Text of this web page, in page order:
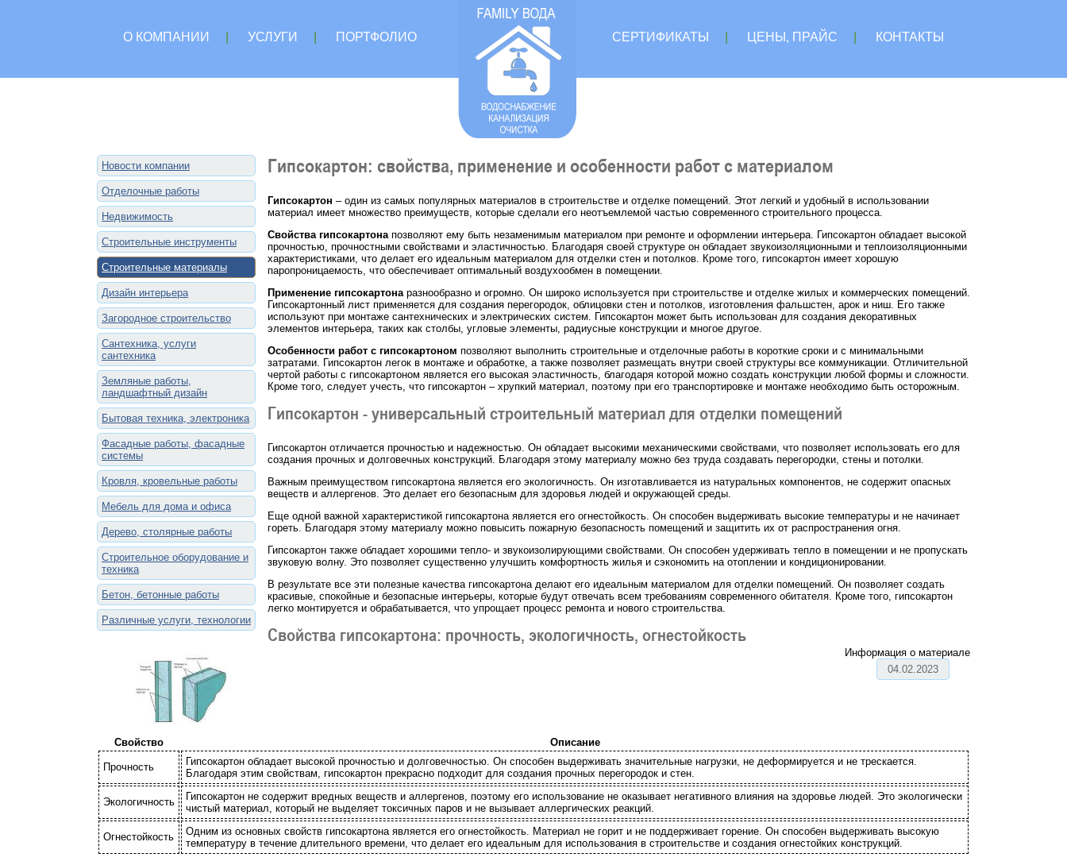
О КОМПАНИИ УСЛУГИ ПОРТФОЛИО СЕРТИФИКАТЫ ЦЕНЫ, ПРАЙС КОНТАКТЫ
Новости компании
Отделочные работы
Недвижимость
Строительные инструменты
Строительные материалы
Дизайн интерьера
Загородное строительство
Сантехника, услуги
сантехника
Земляные работы,
ландшафтный дизайн
Бытовая техника, электроника
Фасадные работы, фасадные
системы
Кровля, кровельные работы
Мебель для дома и офиса
Дерево, столярные работы
Строительное оборудование и
техника
Бетон, бетонные работы
Различные услуги, технологии
Гипсокартон: свойства, применение и особенности работ с материалом
Информация о материале
04.02.2023
Гипсокартон – один из самых популярных материалов в строительстве и отделке помещений. Этот легкий и удобный в использовании
материал имеет множество преимуществ, которые сделали его неотъемлемой частью современного строительного процесса.
Свойства гипсокартонапозволяют ему быть незаменимым материалом при ремонте и оформлении интерьера. Гипсокартон обладает высокой
прочностью, прочностными свойствами и эластичностью. Благодаря своей структуре он обладает звукоизоляционными и теплоизоляционными
характеристиками, что делает его идеальным материалом для отделки стен и потолков. Кроме того, гипсокартон имеет хорошую
паропроницаемость, что обеспечивает оптимальный воздухообмен в помещении.
Применение гипсокартонаразнообразно и огромно. Он широко используется при строительстве и отделке жилых и коммерческих помещений.
Гипсокартонный лист применяется для создания перегородок, облицовки стен и потолков, изготовления фальшстен, арок и ниш. Его также
используют при монтаже сантехнических и электрических систем. Гипсокартон может быть использован для создания декоративных
элементов интерьера, таких как столбы, угловые элементы, радиусные конструкции и многое другое.
Особенности работ с гипсокартоном позволяют выполнить строительные и отделочные работы в короткие сроки и с минимальными
затратами. Гипсокартон легок в монтаже и обработке, а также позволяет размещать внутри своей структуры все коммуникации. Отличительной
чертой работы с гипсокартоном является его высокая эластичность, благодаря которой можно создать конструкции любой формы и сложности.
Кроме того, следует учесть, что гипсокартон – хрупкий материал, поэтому при его транспортировке и монтаже необходимо быть осторожным.
Гипсокартон - универсальный строительный материал для отделки помещений
Гипсокартон отличается прочностью и надежностью. Он обладает высокими механическими свойствами, что позволяет использовать его для
создания прочных и долговечных конструкций. Благодаря этому материалу можно без труда создавать перегородки, стены и потолки.
Важным преимуществом гипсокартона является его экологичность. Он изготавливается из натуральных компонентов, не содержит опасных
веществ и аллергенов. Это делает его безопасным для здоровья людей и окружающей среды.
Еще одной важной характеристикой гипсокартона является его огнестойкость. Он способен выдерживать высокие температуры и не начинает
гореть. Благодаря этому материалу можно повысить пожарную безопасность помещений и защитить их от распространения огня.
Гипсокартон также обладает хорошими тепло- и звукоизолирующими свойствами. Он способен удерживать тепло в помещении и не пропускать
звуковую волну. Это позволяет существенно улучшить комфортность жилья и сэкономить на отоплении и кондиционировании.
В результате все эти полезные качества гипсокартона делают его идеальным материалом для отделки помещений. Он позволяет создать
красивые, спокойные и безопасные интерьеры, которые будут отвечать всем требованиям современного обитателя. Кроме того, гипсокартон
легко монтируется и обрабатывается, что упрощает процесс ремонта и нового строительства.
Свойства гипсокартона: прочность, экологичность, огнестойкость
Свойство Описание
Прочность
Гипсокартон обладает высокой прочностью и долговечностью. Он способен выдерживать значительные нагрузки, не деформируется и не трескается.
Благодаря этим свойствам, гипсокартон прекрасно подходит для создания прочных перегородок и стен.
Экологичность
Гипсокартон не содержит вредных веществ и аллергенов, поэтому его использование не оказывает негативного влияния на здоровье людей. Это экологически
чистый материал, который не выделяет токсичных паров и не вызывает аллергических реакций.
Огнестойкость
Одним из основных свойств гипсокартона является его огнестойкость. Материал не горит и не поддерживает горение. Он способен выдерживать высокую
температуру в течение длительного времени, что делает его идеальным для использования в строительстве и создания огнестойких конструкций.